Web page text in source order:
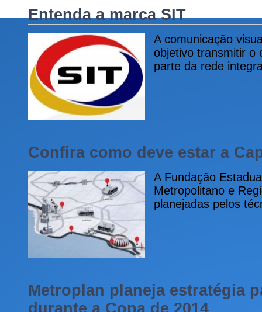
Entenda a marca SIT
A comunicação
objetivo transmitir o
parte da rede
Confira como deve estar a
A Fundação
Metropolitano e
planejadas pelos
Metroplan planeja estratégia